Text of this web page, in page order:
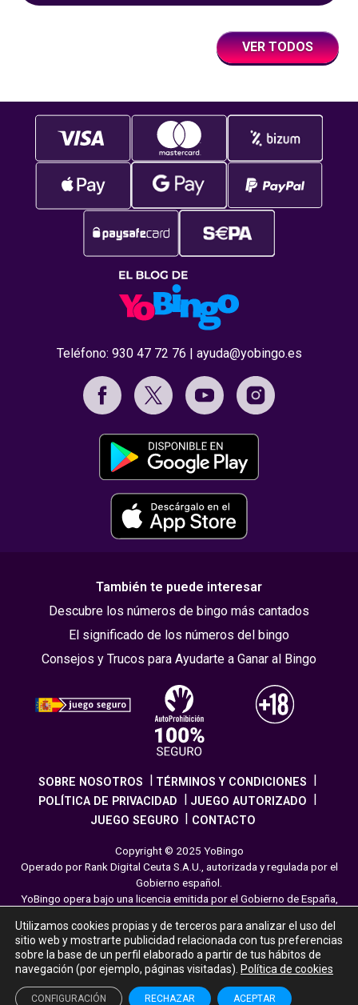
VER TODOS
Teléfono: 930 47 72 76 | ayuda@yobingo.es
También te puede interesar
Descubre los números de bingo más cantados
El significado de los números del bingo
Consejos y Trucos para Ayudarte a Ganar al Bingo
SOBRE NOSOTROS
TÉRMINOS Y CONDICIONES
POLÍTICA DE PRIVACIDAD
JUEGO AUTORIZADO
JUEGO SEGURO
CONTACTO
Copyright © 2025 YoBingo
Operado por Rank Digital Ceuta S.A.U., autorizada y regulada por el
Gobierno español.
YoBingo opera bajo una licencia emitida por el Gobierno de España,
responsabilidad en los juegos online. El juego es una forma de
entretenimiento cuya finalidad es ofrecer diversión y emoción a los
jugadores en nuestra página web. Juega con moderación siguiendo
las pautas recomendadas para el juego responsable.
Utilizamos cookies propias y de terceros para analizar el uso del
sitio web y mostrarte publicidad relacionada con tus preferencias
sobre la base de un perfil elaborado a partir de tus hábitos de
navegación (por ejemplo, páginas visitadas). Política de cookies
ACEPTAR
RECHAZAR
CONFIGURACIÓN